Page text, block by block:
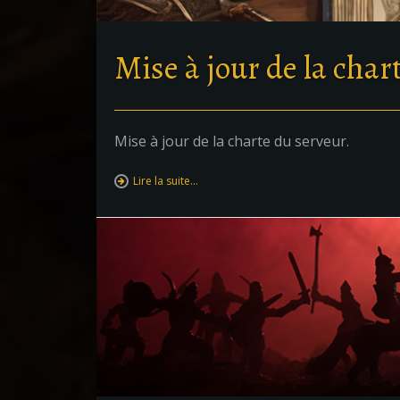
Mise à jour de la
Mise à jour de la charte du serveur.
Lire la suite…